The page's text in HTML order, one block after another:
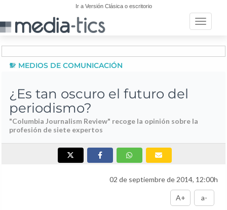
Ir a Versión Clásica o escritorio
Toggle
MEDIOS DE COMUNICACIÓN
¿Es tan oscuro el futuro del
periodismo?
"Columbia Journalism Review" recoge la opinión sobre la
profesión de siete expertos
02 de septiembre de 2014, 12:00h
A+ a-